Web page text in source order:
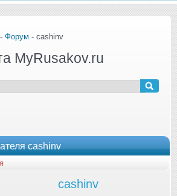
- Форум - cashinv
MyRusakov.ru
cashinv
cashinv